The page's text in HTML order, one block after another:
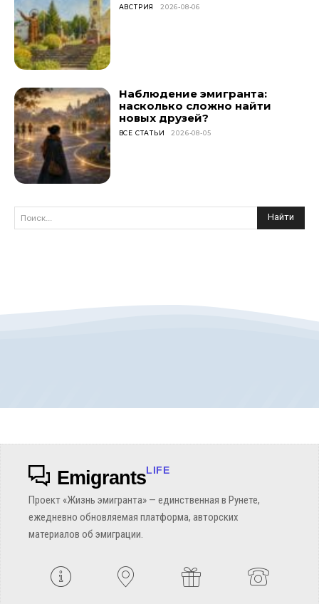
АВСТРИЯ 2026-08-06
Наблюдение эмигранта:
насколько сложно найти
новых друзей?
ВСЕ СТАТЬИ 2026-08-05
Поиск... Найти
EmigrantsLIFE
Проект «Жизнь эмигранта» — единственная в Рунете,
ежедневно обновляемая платформа, авторских
материалов об эмиграции.